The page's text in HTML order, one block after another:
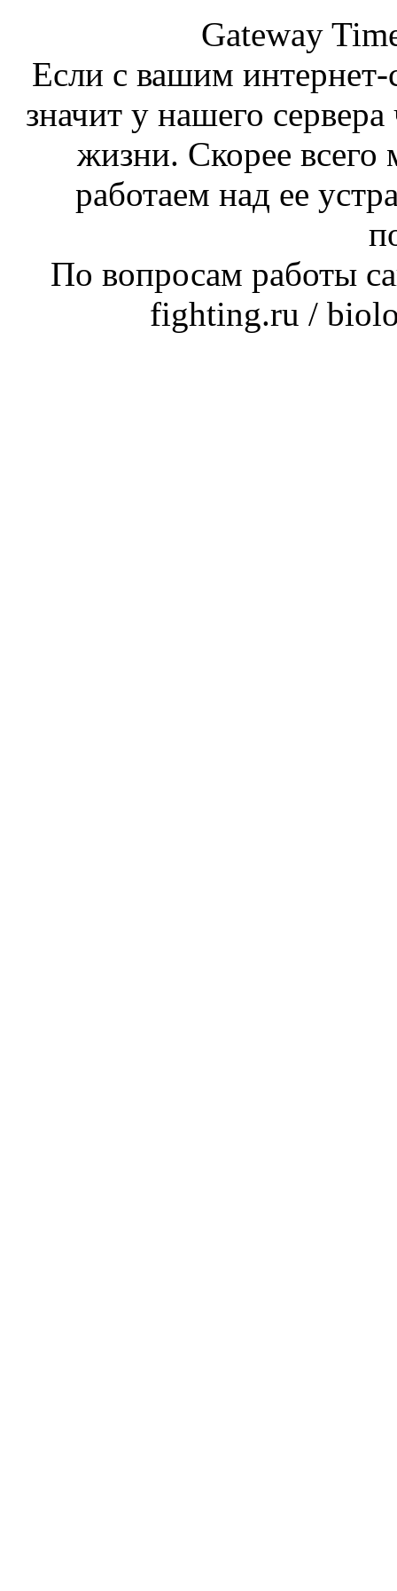
Gateway
Если с вашим интернет-
значит у нашего
жизни. Скорее
работаем над ее
По вопросам работы
fighting.ru /